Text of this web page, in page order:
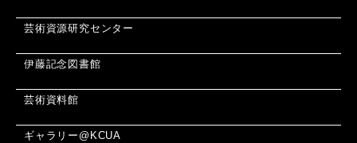
芸術資源研究センター
伊藤記念図書館
芸術資料館
ギャラリー@KCUA